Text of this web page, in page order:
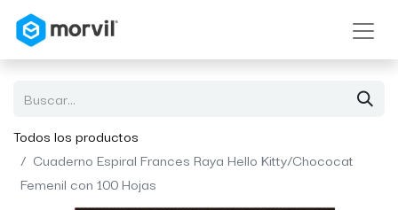
Todos los productos
Cuaderno Espiral Frances Raya Hello Kitty/Chococat
Femenil con 100 Hojas